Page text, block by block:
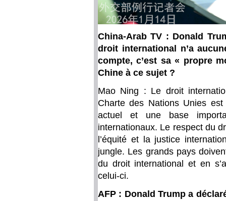
China-Arab TV : Donald
droit international n’a
compte, c’est sa « propre
Chine à ce sujet ?
Mao Ning : Le droit
Charte des Nations Unies
actuel et une base
internationaux. Le respect du
l’équité et la justice
jungle. Les grands pays
du droit international et en
celui-ci.
AFP : Donald Trump a